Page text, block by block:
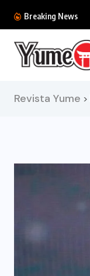
Breaking News
Revista Yume >